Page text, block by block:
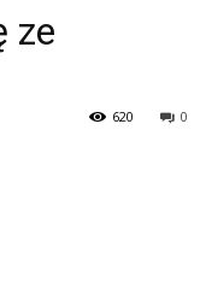
ze
0
620